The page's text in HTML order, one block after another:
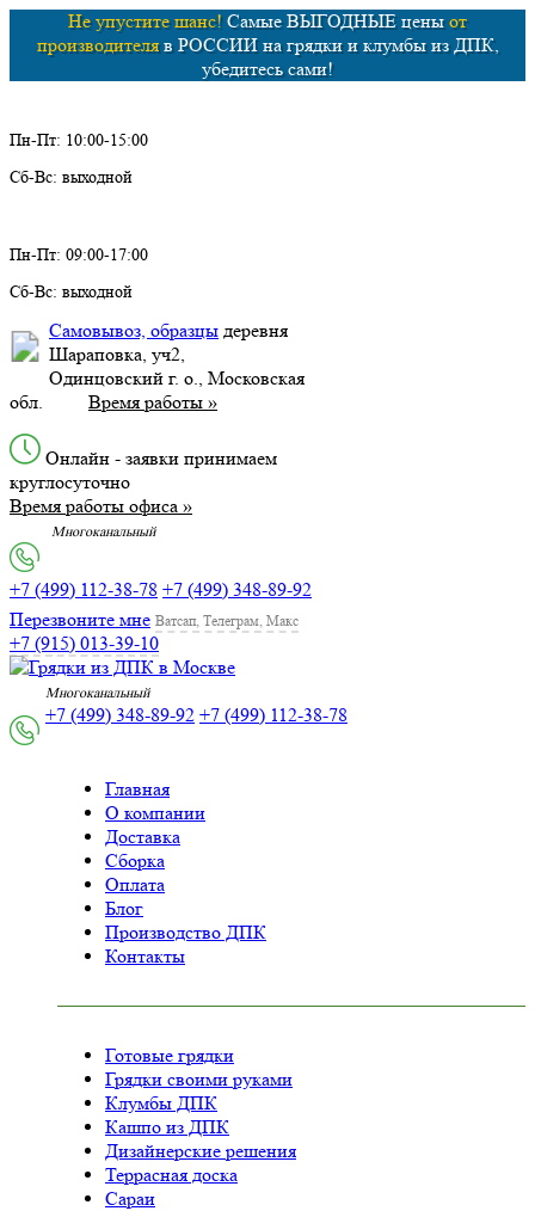
Не упустите шанс! Самые ВЫГОДНЫЕ ценыот
производителяв РОССИИ на грядки и клумбы из ДПК,
убедитесь сами!
Пн-Пт: 10:00-15:00
Сб-Вс: выходной
Пн-Пт: 09:00-17:00
Сб-Вс: выходной
Самовывоз, образцы деревня
Шараповка, уч2,
Одинцовский г. о., Московская
обл.
Время работы »
Онлайн - заявки принимаем
круглосуточно
Время работы офиса »
Многоканальный
+7 (499) 112-38-78 +7 (499) 348-89-92
Перезвоните мне Ватсап, Телеграм, Макс
+7 (915) 013-39-10
Многоканальный
+7 (499) 348-89-92 +7 (499) 112-38-78
Главная
О компании
Доставка
Сборка
Оплата
Блог
Производство ДПК
Контакты
Готовые грядки
Грядки своими руками
Клумбы ДПК
Кашпо из ДПК
Дизайнерские решения
Террасная доска
Сараи